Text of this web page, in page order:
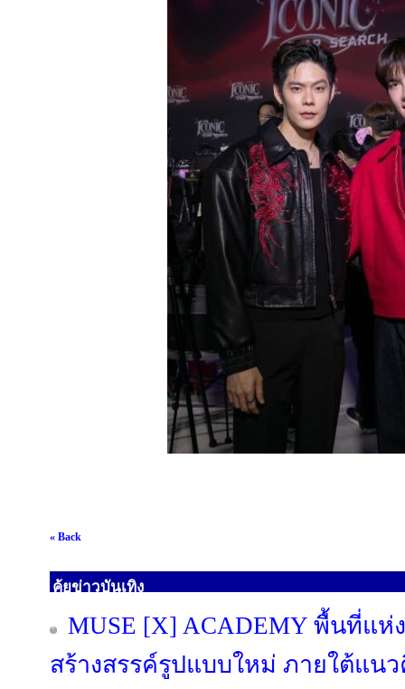
« Back
คุ้ยข่าวบันเทิง
MUSE [X] ACADEMY พื้นที่แห่
สร้างสรรค์รูปแบบใหม่ ภายใต้แนว